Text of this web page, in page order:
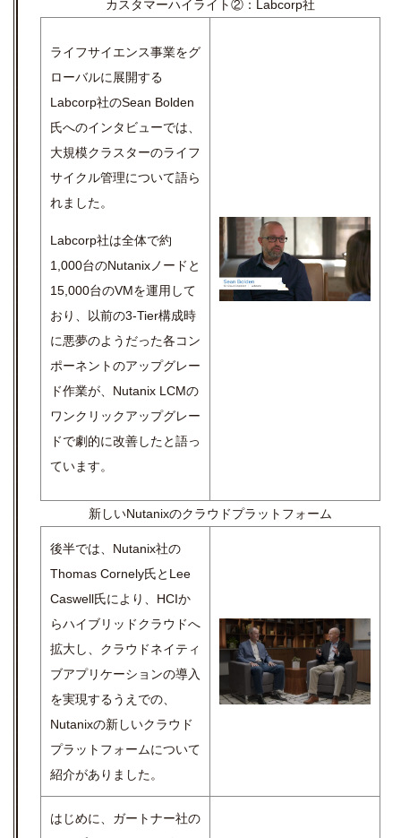
カスタマーハイライト②： Labcorp社
ライフサイエンス事業をグ
ローバルに展開する
Labcorp社のSean Bolden
氏へのインタビューでは、
大規模クラスターのライフ
サイクル管理について語ら
れました。
Labcorp社は全体で約
1,000台のNutanixノードと
15,000台のVMを運用して
おり、以前の3-Tier構成時
に悪夢のようだった各コン
ポーネントのアップグレー
ド作業が、Nutanix LCMの
ワンクリックアップグレー
ドで劇的に改善したと語っ
ています。
新しいNutanixのクラウドプラットフォーム
後半では、Nutanix社の
Thomas Cornely氏とLee
Caswell氏により、HCIか
らハイブリッドクラウドへ
拡大し、クラウドネイティ
ブアプリケーションの導入
を実現するうえでの、
Nutanixの新しいクラウド
プラットフォームについて
紹介がありました。
はじめに、ガートナー社の